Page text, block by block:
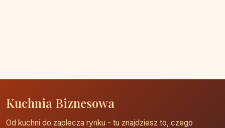
Kuchnia Biznesowa
Od kuchni do zaplecza rynku - tu znajdziesz to, czego